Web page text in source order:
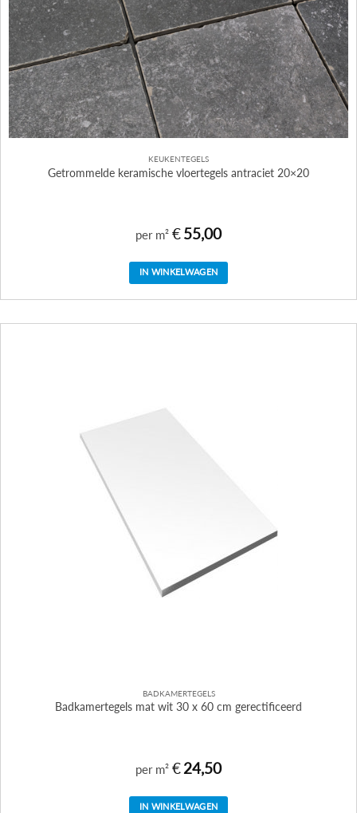
KEUKENTEGELS
Getrommelde keramische vloertegels antraciet 20×20
per m² €55,00
IN WINKELWAGEN
BADKAMERTEGELS
Badkamertegels mat wit 30 x 60 cm gerectificeerd
per m² €24,50
IN WINKELWAGEN